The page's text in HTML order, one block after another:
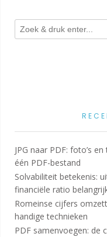
JPG naar PDF: foto’s
één PDF-bestand
Solvabiliteit betekenis:
financiële ratio
Romeinse cijfers
handige technieken
PDF samenvoegen: de